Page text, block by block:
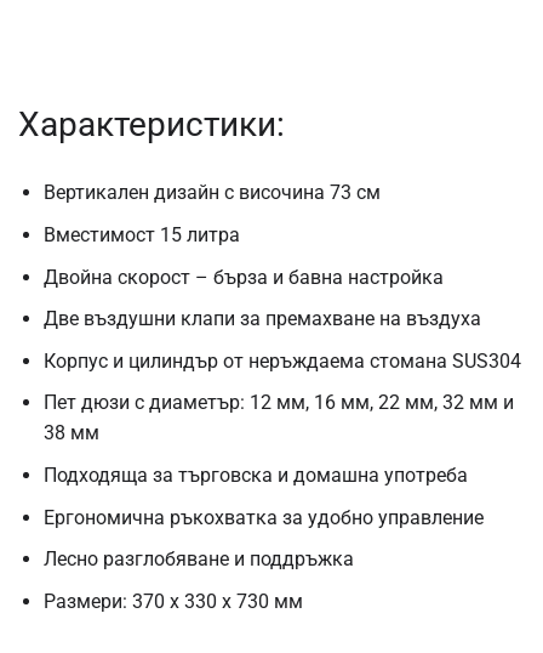
Характеристики:
Вертикален дизайн с височина 73 см
Вместимост 15 литра
Двойна скорост – бърза и бавна настройка
Две въздушни клапи за премахване на въздуха
Корпус и цилиндър от неръждаема стомана SUS304
Пет дюзи с диаметър: 12 мм, 16 мм, 22 мм, 32 мм и
38 мм
Подходяща за търговска и домашна употреба
Ергономична ръкохватка за удобно управление
Лесно разглобяване и поддръжка
Размери: 370 x 330 x 730 мм